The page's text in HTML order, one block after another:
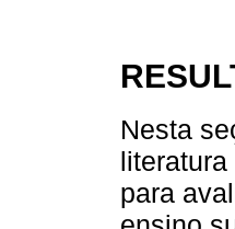
Nesta
literatura
para